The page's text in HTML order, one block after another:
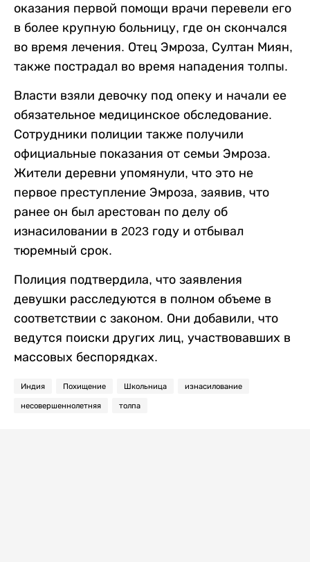
оказания первой помощи врачи перевели его
в более крупную больницу, где он скончался
во время лечения. Отец Эмроза, Султан Миян,
также пострадал во время нападения толпы.
Власти взяли девочку под опеку и начали ее
обязательное медицинское обследование.
Сотрудники полиции также получили
официальные показания от семьи Эмроза.
Жители деревни упомянули, что это не
первое преступление Эмроза, заявив, что
ранее он был арестован по делу об
изнасиловании в 2023 году и отбывал
тюремный срок.
Полиция подтвердила, что заявления
девушки расследуются в полном объеме в
соответствии с законом. Они добавили, что
ведутся поиски других лиц, участвовавших в
массовых беспорядках.
Индия Похищение Школьница изнасилование
несовершеннолетняя толпа